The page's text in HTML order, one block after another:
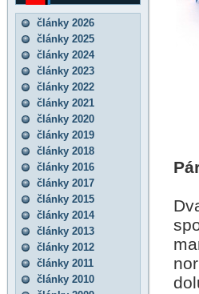
články 2026
články 2025
články 2024
články 2023
články 2022
články 2021
články 2020
články 2019
články 2018
články 2016
články 2017
články 2015
články 2014
články 2013
články 2012
články 2011
články 2010